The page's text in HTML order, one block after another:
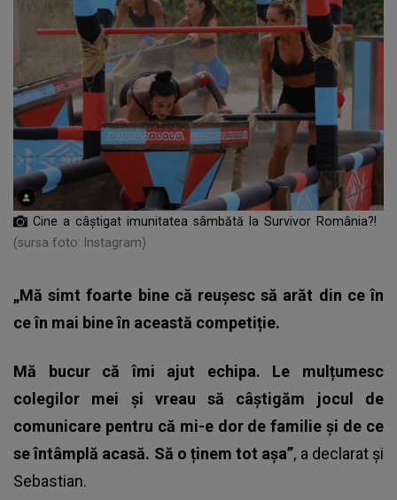
Cine a câştigat imunitatea sâmbătă la Survivor România?!
(sursa foto: Instagram)
„Mă simt foarte bine că reușesc să arăt din ce în
ce în mai bine în această competiție.
Mă bucur că îmi ajut echipa. Le mulțumesc
colegilor mei și vreau să câştigăm jocul de
comunicare pentru că mi-e dor de familie și de ce
se întâmplă acasă. Să o ținem tot așa”, a declarat și
Sebastian.